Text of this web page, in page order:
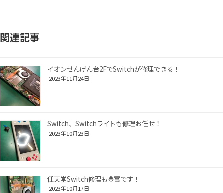
関連記事
イオンせんげん台2FでSwitchが修理できる！
2023年11月24日
Switch、Switchライトも修理お任せ！
2023年10月23日
任天堂Switch修理も豊富です！
2023年10月17日